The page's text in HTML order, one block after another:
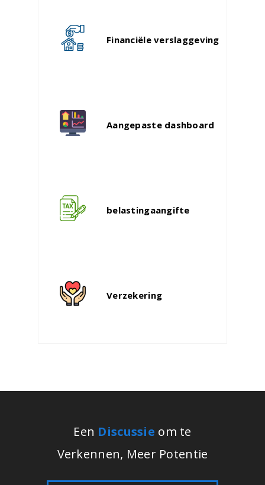
Financiële verslaggeving
Aangepaste dashboard
belastingaangifte
Verzekering
Een Discussie om te
Verkennen, Meer Potentie